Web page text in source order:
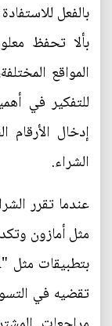
بالفعل
بألا تحفظ
المواقع
للتفكير في
إدخال
الشراء.
عندما تقرر
مثل أمازون